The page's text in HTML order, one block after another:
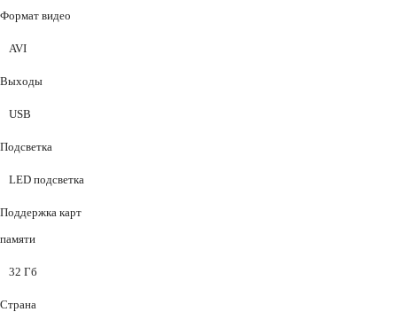
Формат видео
AVI
Выходы
USB
Подсветка
LED подсветка
Поддержка карт
памяти
32 Гб
Страна